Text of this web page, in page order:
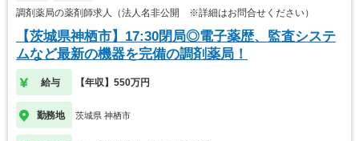
調剤薬局の薬剤師求人（法人名非公開 ※詳細はお問合せください）
【茨城県神栖市】17:30閉局◎電子薬歴、監査システ
ムなど最新の機器を完備の調剤薬局！
給与 【年収】550万円
勤務地 茨城県 神栖市